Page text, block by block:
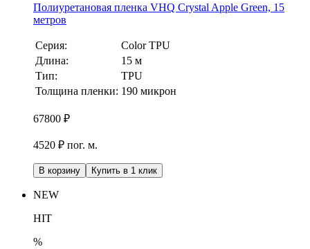
Полиуретановая пленка VHQ Crystal Apple Green, 15
метров
Серия:
Color TPU
Длина:
15 м
Тип:
TPU
Толщина пленки: 190 микрон
67800 ₽
4520 ₽ пог. м.
В корзину Купить в 1 клик
NEW
HIT
%